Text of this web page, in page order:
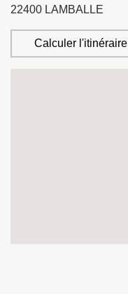
22400 LAMBALLE
Calculer l'itinéraire